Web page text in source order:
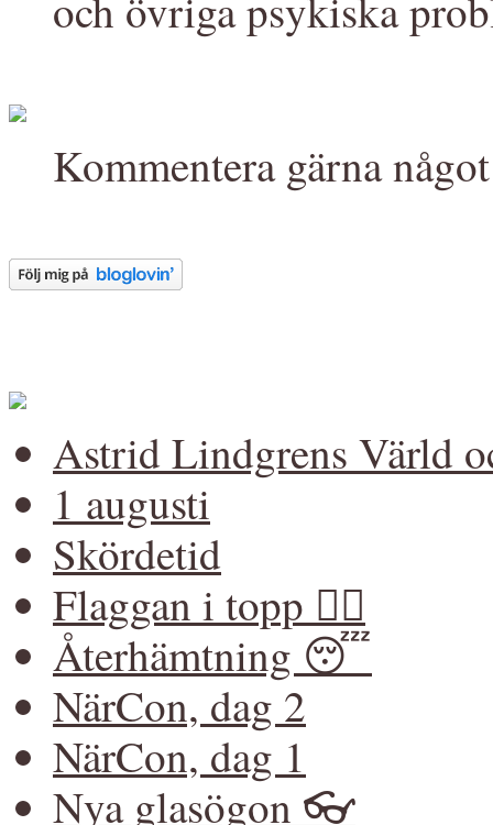
och övriga psykiska
Kommentera gärna
Astrid Lindgrens Värld
1 augusti
Skördetid
Flaggan i topp 🏳️‍🌈
Återhämtning 😴
NärCon, dag 2
NärCon, dag 1
Nya glasögon 👓